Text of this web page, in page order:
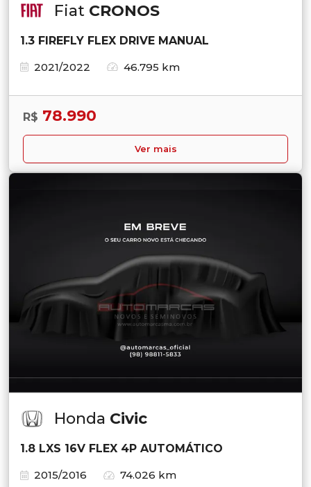
Fiat CRONOS
1.3 FIREFLY FLEX DRIVE MANUAL
2021/2022
46.795 km
R$ 78.990
Ver mais
Honda Civic
1.8 LXS 16V FLEX 4P AUTOMÁTICO
2015/2016
74.026 km